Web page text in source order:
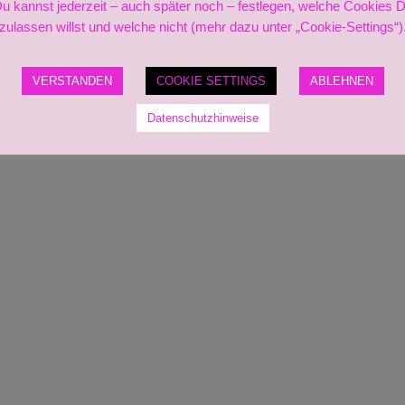
kannst jederzeit – auch später noch – festlegen, welche Cookies
willst und welche nicht (mehr dazu unter „Cookie-
VERSTANDEN COOKIE SETTINGS ABLEHNEN
Datenschutzhinweise